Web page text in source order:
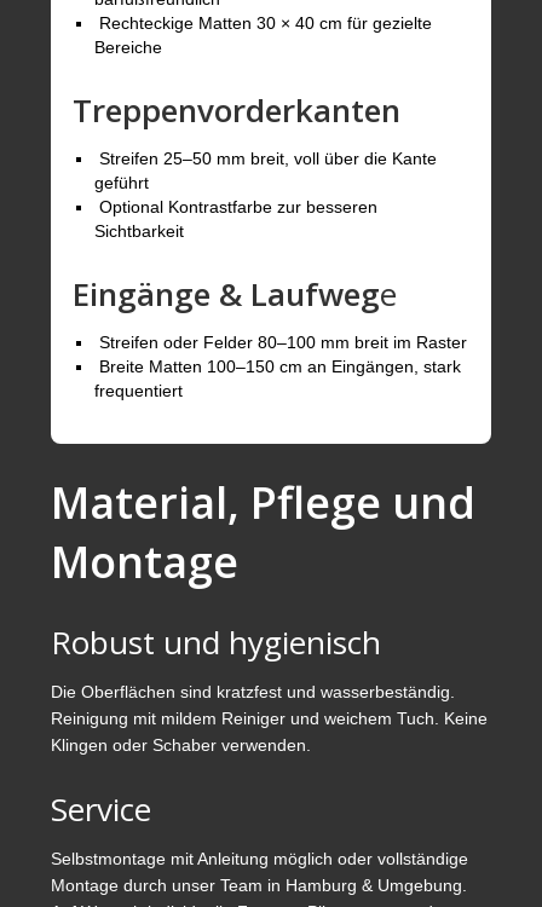
Rechteckige Matten 30 × 40 cm für gezielte
Bereiche
Treppenvorderkanten
Streifen 25–50 mm breit, voll über die Kante
geführt
Optional Kontrastfarbe zur besseren
Sichtbarkeit
Eingänge & Laufwege
Streifen oder Felder 80–100 mm breit im Raster
Breite Matten 100–150 cm an Eingängen, stark
frequentiert
Material, Pflege und
Montage
Robust und hygienisch
Die Oberflächen sind kratzfest und wasserbeständig.
Reinigung mit mildem Reiniger und weichem Tuch. Keine
Klingen oder Schaber verwenden.
Service
Selbstmontage mit Anleitung möglich oder vollständige
Montage durch unser Team in Hamburg & Umgebung.